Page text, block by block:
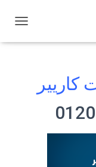
ب
كاريير